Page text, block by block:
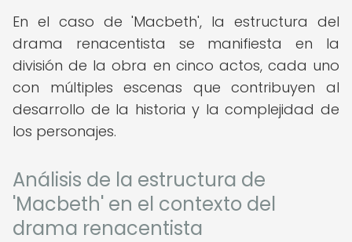
En el caso de 'Macbeth', la estructura del
drama renacentista se manifiesta en la
división de la obra en cinco actos, cada uno
con múltiples escenas que contribuyen al
desarrollo de la historia y la complejidad de
los personajes.
Análisis de la estructura de
'Macbeth' en el contexto del
drama renacentista